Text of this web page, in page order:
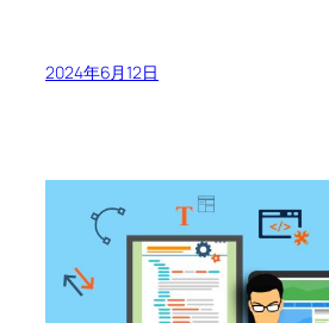
2024年6月12日